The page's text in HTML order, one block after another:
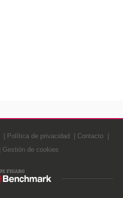
Política de privacidad
Contacto
Gestión de cookies